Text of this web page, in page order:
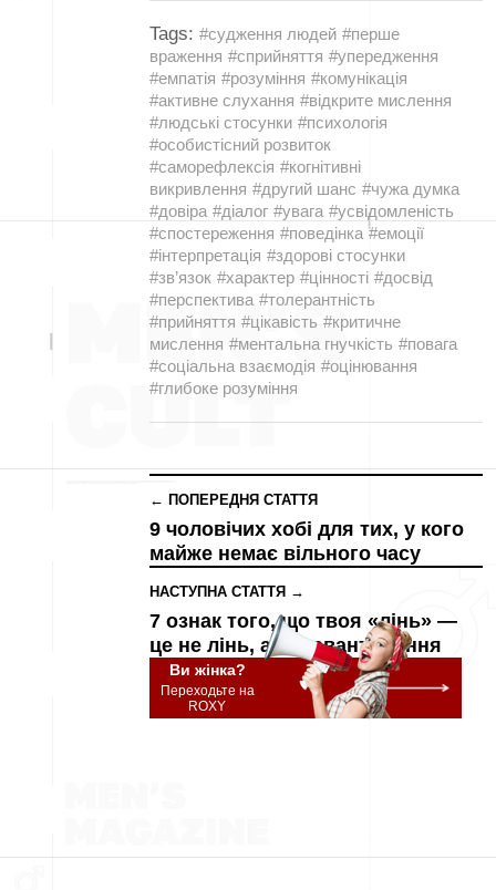
Tags: #судження людей #перше
враження #сприйняття #упередження
#емпатія #розуміння #комунікація
#активне слухання #відкрите мислення
#людські стосунки #психологія
#особистісний розвиток
#саморефлексія #когнітивні
викривлення #другий шанс #чужа думка
#довіра #діалог #увага #усвідомленість
#спостереження #поведінка #емоції
#інтерпретація #здорові стосунки
#зв’язок #характер #цінності #досвід
#перспектива #толерантність
#прийняття #цікавість #критичне
мислення #ментальна гнучкість #повага
#соціальна взаємодія #оцінювання
#глибоке розуміння
← ПОПЕРЕДНЯ СТАТТЯ
9 чоловічих хобі для тих, у кого
майже немає вільного часу
НАСТУПНА СТАТТЯ →
7 ознак того, що твоя «лінь» —
це не лінь, а перевантаження
Ви жінка?
Переходьте на
ROXY